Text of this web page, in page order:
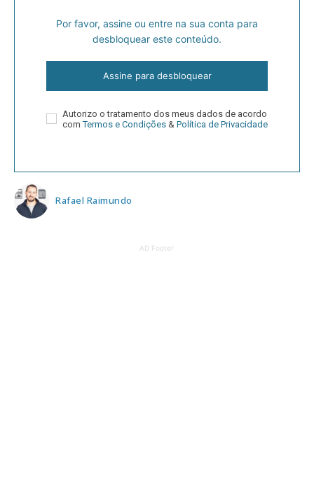
Por favor, assine ou entre na sua conta para
desbloquear este conteúdo.
Assine para desbloquear
Autorizo o tratamento dos meus dados de acordo
comTermos e Condições & Política de Privacidade
Rafael Raimundo
AD Footer